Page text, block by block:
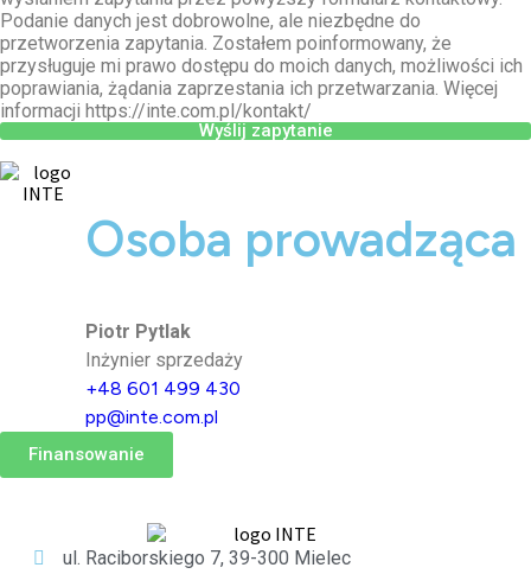
Podanie danych jest dobrowolne, ale niezbędne do
przetworzenia zapytania. Zostałem poinformowany, że
przysługuje mi prawo dostępu do moich danych, możliwości ich
poprawiania, żądania zaprzestania ich przetwarzania. Więcej
informacji https://inte.com.pl/kontakt/
Wyślij zapytanie
Osoba prowadząca
Piotr Pytlak
Inżynier sprzedaży
+48 601 499 430
pp@inte.com.pl
Finansowanie
ul. Raciborskiego 7, 39-300 Mielec